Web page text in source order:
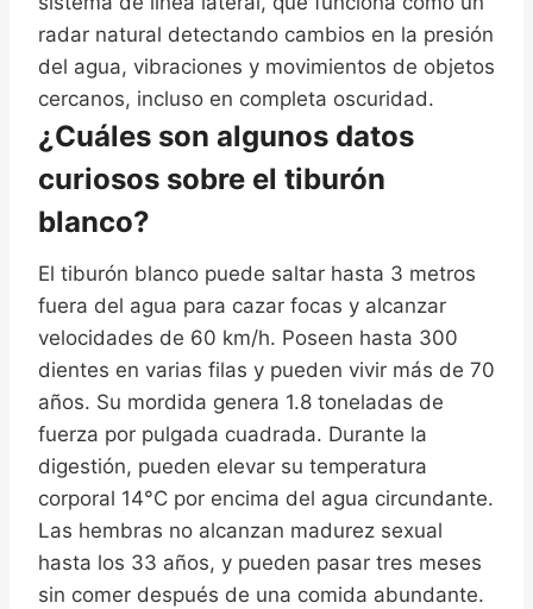
radar natural detectando cambios en la presión
del agua, vibraciones y movimientos de objetos
cercanos, incluso en completa oscuridad.
¿Cuáles son algunos datos
curiosos sobre el tiburón
blanco?
El tiburón blanco puede saltar hasta 3 metros
fuera del agua para cazar focas y alcanzar
velocidades de 60 km/h. Poseen hasta 300
dientes en varias filas y pueden vivir más de 70
años. Su mordida genera 1.8 toneladas de
fuerza por pulgada cuadrada. Durante la
digestión, pueden elevar su temperatura
corporal 14°C por encima del agua circundante.
Las hembras no alcanzan madurez sexual
hasta los 33 años, y pueden pasar tres meses
sin comer después de una comida abundante.